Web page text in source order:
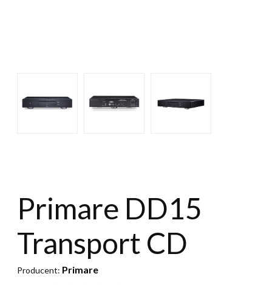
Primare DD15
Transport CD
Producent: Primare